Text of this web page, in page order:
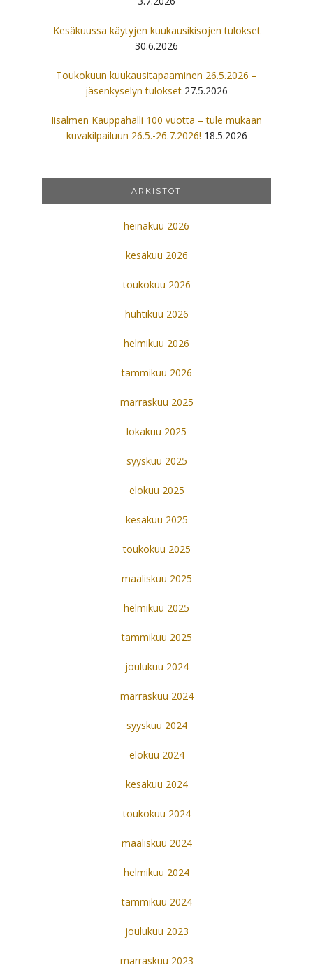
Kesäkuussa käytyjen kuukausikisojen tulokset
30.6.2026
Toukokuun kuukausitapaaminen 26.5.2026 –
jäsenkyselyn tulokset 27.5.2026
Iisalmen Kauppahalli 100 vuotta – tule mukaan
kuvakilpailuun 26.5.-26.7.2026! 18.5.2026
ARKISTOT
heinäkuu 2026
kesäkuu 2026
toukokuu 2026
huhtikuu 2026
helmikuu 2026
tammikuu 2026
marraskuu 2025
lokakuu 2025
syyskuu 2025
elokuu 2025
kesäkuu 2025
toukokuu 2025
maaliskuu 2025
helmikuu 2025
tammikuu 2025
joulukuu 2024
marraskuu 2024
syyskuu 2024
elokuu 2024
kesäkuu 2024
toukokuu 2024
maaliskuu 2024
helmikuu 2024
tammikuu 2024
joulukuu 2023
marraskuu 2023